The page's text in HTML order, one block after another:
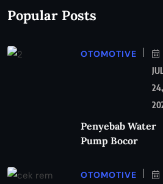
Popular Posts
OTOMOTIVE
24,
Penyebab Water
Pump Bocor
OTOMOTIVE